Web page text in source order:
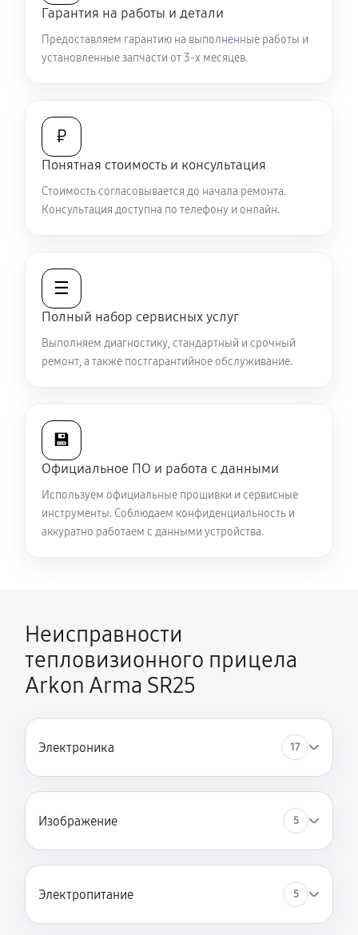
Не работает батарейный отсек
2970 руб
Не запускается тепловизионный прибор
Вертикальные-горизонтальные полосы в
видоискателе и на видео
5580 руб 60 минут
Полностью отсутствует изображение в
видоискателе и на видео
60 минут
Перепрошивка и обновление устройства
60 минут
Гарантия на работы и детали
Предоставляем гарантию на выполненные работы и
установленные запчасти от 3-х месяцев.
₽
Понятная стоимость и консультация
Стоимость согласовывается до начала ремонта.
Консультация доступна по телефону и онлайн.
☰
Полный набор сервисных услуг
Выполняем диагностику, стандартный и срочный
ремонт, а также постгарантийное обслуживание.
💾
Официальное ПО и работа с данными
Используем официальные прошивки и сервисные
инструменты. Соблюдаем конфиденциальность и
аккуратно работаем с данными устройства.
Неисправности
тепловизионного прицела
Arkon Arma SR25
Электроника 17
Изображение 5
Электропитание 5